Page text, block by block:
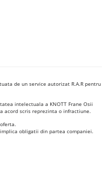
de un service autorizat R.A.R pentru
intelectuala a KNOTT Frane Osii
acord scris reprezinta o infractiune.
obligatii din partea companiei.